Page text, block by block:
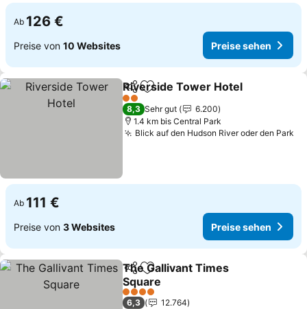
Ab 126 €
Preise von 10 Websites Preise sehen
TeilenZu Favoriten hinzufügen
Riverside Tower Hotel
2 Sterne
8,3 Sehr gut
6.200
1.4 km bis Central Park
Blick auf den Hudson River oder den Park
Ab 111 €
Preise von 3 Websites Preise sehen
TeilenZu Favoriten hinzufügen
The Gallivant Times
Square
Preise sehen
4 Sterne
6,3
12.764